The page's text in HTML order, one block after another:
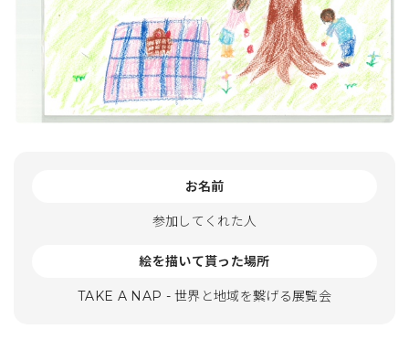
お名前
参加してくれた人
絵を描いて貰った場所
TAKE A NAP - 世界と地域を繋げる展覧会